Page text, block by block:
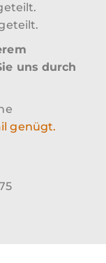
uns durch
genügt.